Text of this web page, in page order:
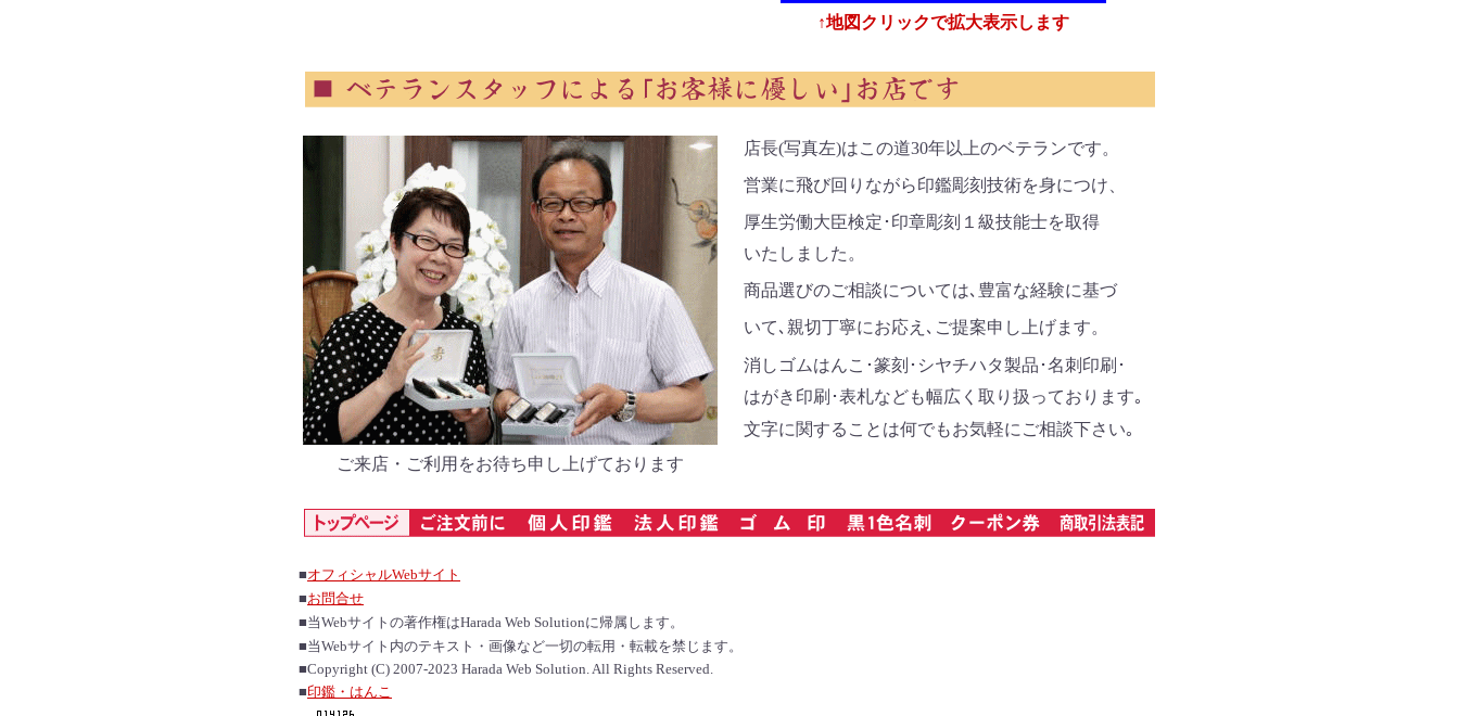
↑地図クリックで拡大表示します
店長(写真左)はこの道30年以上のベテランです。
営業に飛び回りながら印鑑彫刻技術を身につけ、
厚生労働大臣検定･印章彫刻１級技能士を取得
いたしました。
商品選びのご相談については､豊富な経験に基づ
いて､親切丁寧にお応え､ご提案申し上げます。
消しゴムはんこ･篆刻･シヤチハタ製品･名刺印刷･
はがき印刷･表札なども幅広く取り扱っております｡
文字に関することは何でもお気軽にご相談下さい｡
ご来店・ご利用をお待ち申し上げております
■オフィシャルWebサイト
■お問合せ
■当Webサイトの著作権はHarada Web Solutionに帰属します。
■当Webサイト内のテキスト・画像など一切の転用・転載を禁じます。
■Copyright (C) 2007-2023 Harada Web Solution. All Rights Reserved.
■印鑑・はんこ